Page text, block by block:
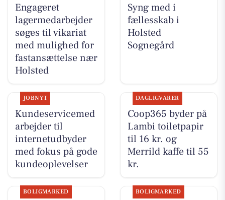
Engageret
lagermedarbejder
søges til vikariat
med mulighed for
fastansættelse nær
Holsted
Syng med i
fællesskab i
Holsted
Sognegård
JOBNYT
Kundeservicemed
arbejder til
internetudbyder
med fokus på gode
kundeoplevelser
DAGLIGVARER
Coop365 byder på
Lambi toiletpapir
til 16 kr. og
Merrild kaffe til 55
kr.
BOLIGMARKED BOLIGMARKED